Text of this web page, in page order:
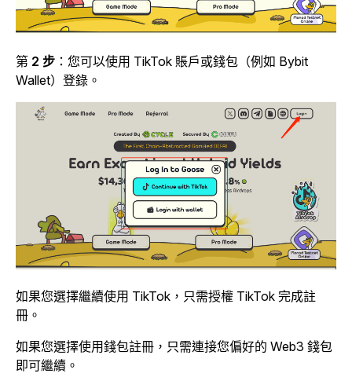
第 2 步 ：您可以使用 TikTok 賬戶或錢包（例如 Bybit
Wallet）登錄。
如果您選擇繼續使用 TikTok，只需授權 TikTok 完成註
冊。
如果您選擇使用錢包註冊，只需連接您偏好的 Web3 錢包
即可繼續。